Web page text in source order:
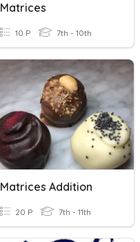
Matrices
10 P 7th - 10th
Matrices Addition
20 P 7th - 11th